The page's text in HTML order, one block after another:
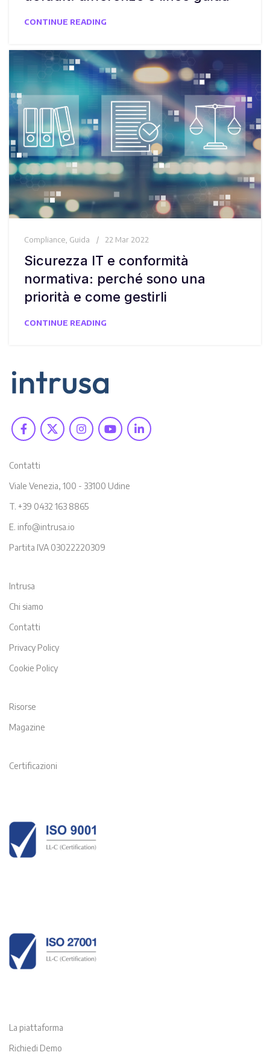
CONTINUE READING
Compliance Guida 22 Mar 2022
Sicurezza IT e conformità
normativa: perché sono una
priorità e come gestirli
CONTINUE READING
Contatti
Viale Venezia, 100 - 33100 Udine
T. +39 0432 163 8865
E. info@intrusa.io
Partita IVA 03022220309
Intrusa
Chi siamo
Contatti
Privacy Policy
Cookie Policy
Risorse
Magazine
Certificazioni
La piattaforma
Richiedi Demo